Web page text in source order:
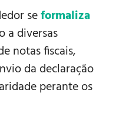
seformaliza
a diversas
notas fiscais,
da declaração
perante os